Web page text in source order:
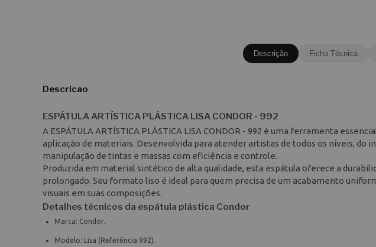
Descrição Ficha Técnica
Descricao
ESPÁTULA ARTÍSTICA PLÁSTICA LISA CONDOR - 992
A ESPÁTULA ARTÍSTICA PLÁSTICA LISA CONDOR - 992 é uma ferramenta
aplicação de materiais. Desenvolvida para atender artistas de todos os níveis, do
manipulação de tintas e massas com eficiência e controle.
Produzida em material sintético de alta qualidade, esta espátula oferece a
prolongado. Seu formato liso é ideal para quem precisa de um acabamento
visuais em suas composições.
Detalhes técnicos da espátula plástica Condor
Marca: Condor.
Modelo: Lisa (Referência 992).